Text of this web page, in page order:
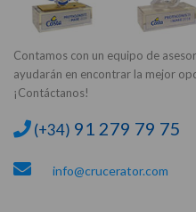
Contamos con un equipo de
ayudarán en encontrar la mejor
¡Contáctanos!
(+34) 91 279 79 75
info@crucerator.com